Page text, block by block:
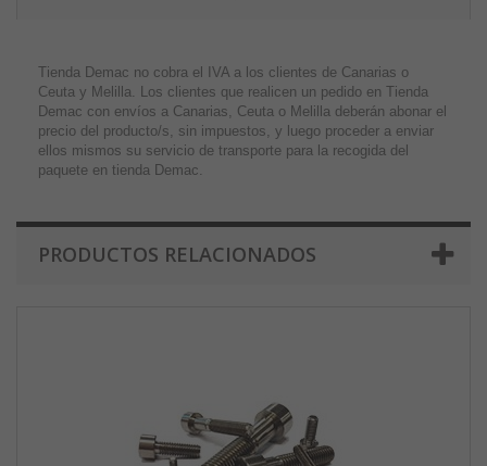
Tienda Demac no cobra el IVA a los clientes de Canarias o
Ceuta y Melilla. Los clientes que realicen un pedido en Tienda
Demac con envíos a Canarias, Ceuta o Melilla deberán abonar el
precio del producto/s, sin impuestos, y luego proceder a enviar
ellos mismos su servicio de transporte para la recogida del
paquete en tienda Demac.
PRODUCTOS RELACIONADOS